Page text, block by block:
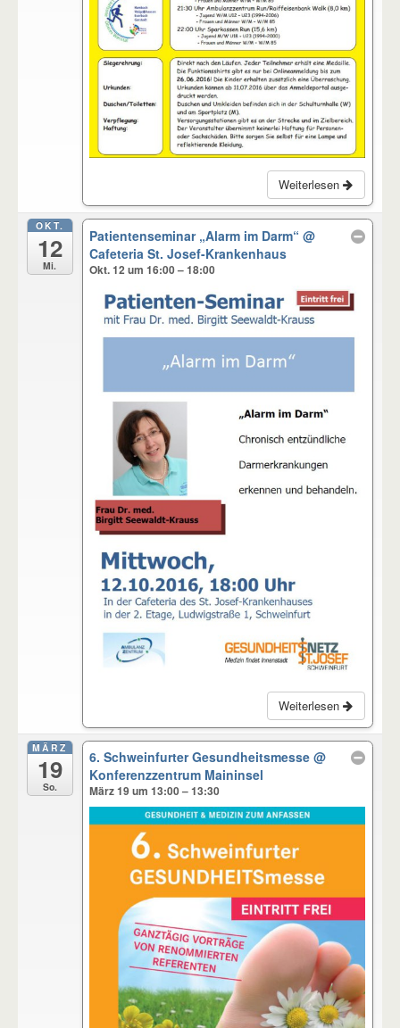
Weiterlesen
OKT.
12
Mi.
Patientenseminar „Alarm im Darm“@
Cafeteria St. Josef-Krankenhaus
Okt. 12 um 16:00 – 18:00
Weiterlesen
MÄRZ
19
So.
6. Schweinfurter Gesundheitsmesse@
Konferenzzentrum Maininsel
März 19 um 13:00 – 13:30